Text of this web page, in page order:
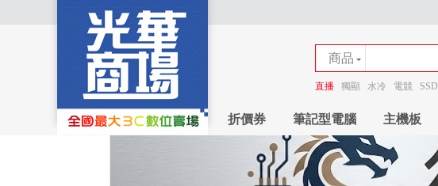
商品
商店
直播 獨顯 水冷 電競 SSD
折價券 筆記型電腦 主機板